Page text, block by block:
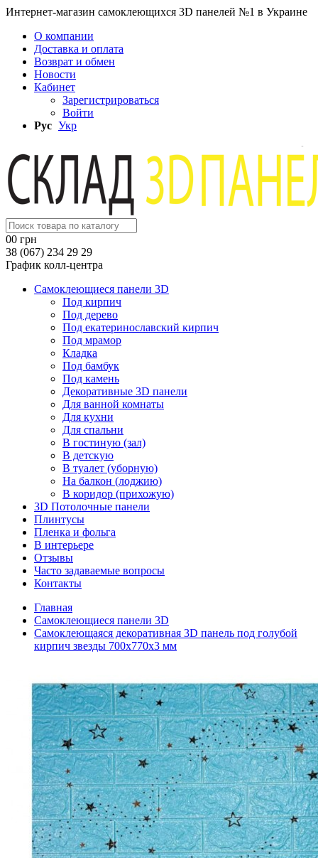
Интернет-магазин самоклеющихся 3D панелей №1 в Украине
О компании
Доставка и оплата
Возврат и обмен
Новости
Кабинет
Зарегистрироваться
Войти
Рус Укр
00 грн
38 (067) 234 29 29
График колл-центра
Самоклеющиеся панели 3D
Под кирпич
Под дерево
Под екатеринославский кирпич
Под мрамор
Кладка
Под бамбук
Под камень
Декоративные 3D панели
Для ванной комнаты
Для кухни
Для спальни
В гостиную (зал)
В детскую
В туалет (уборную)
На балкон (лоджию)
В коридор (прихожую)
3D Потолочные панели
Плинтусы
Пленка и фольга
В интерьере
Отзывы
Часто задаваемые вопросы
Контакты
Главная
Самоклеющиеся панели 3D
Самоклеющаяся декоративная 3D панель под голубой
кирпич звезды 700x770x3 мм